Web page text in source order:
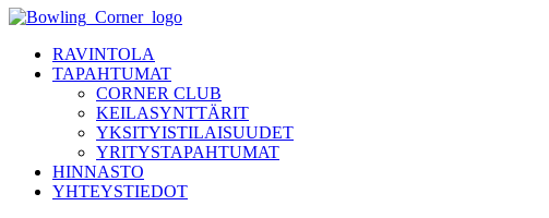
RAVINTOLA
TAPAHTUMAT
CORNER CLUB
KEILASYNTTÄRIT
YKSITYISTILAISUUDET
YRITYSTAPAHTUMAT
HINNASTO
YHTEYSTIEDOT